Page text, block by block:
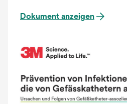
Dokument anzeigen